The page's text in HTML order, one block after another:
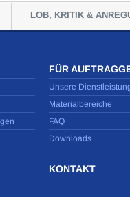
LOB, KRITIK &
FÜR
Unsere
Materialbereiche
FAQ
Downloads
KONTAKT